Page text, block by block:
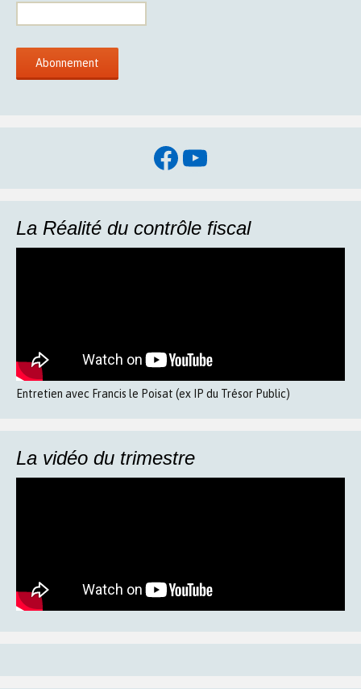
Facebook
YouTube
La Réalité du contrôle fiscal
Entretien avec Francis le Poisat (ex IP du Trésor Public)
La vidéo du trimestre